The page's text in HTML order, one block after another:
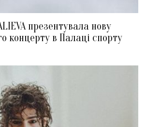
презентувала нову
концерту в Палаці спорту